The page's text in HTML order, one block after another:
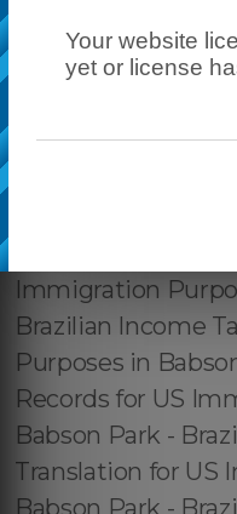
Your website
yet or license